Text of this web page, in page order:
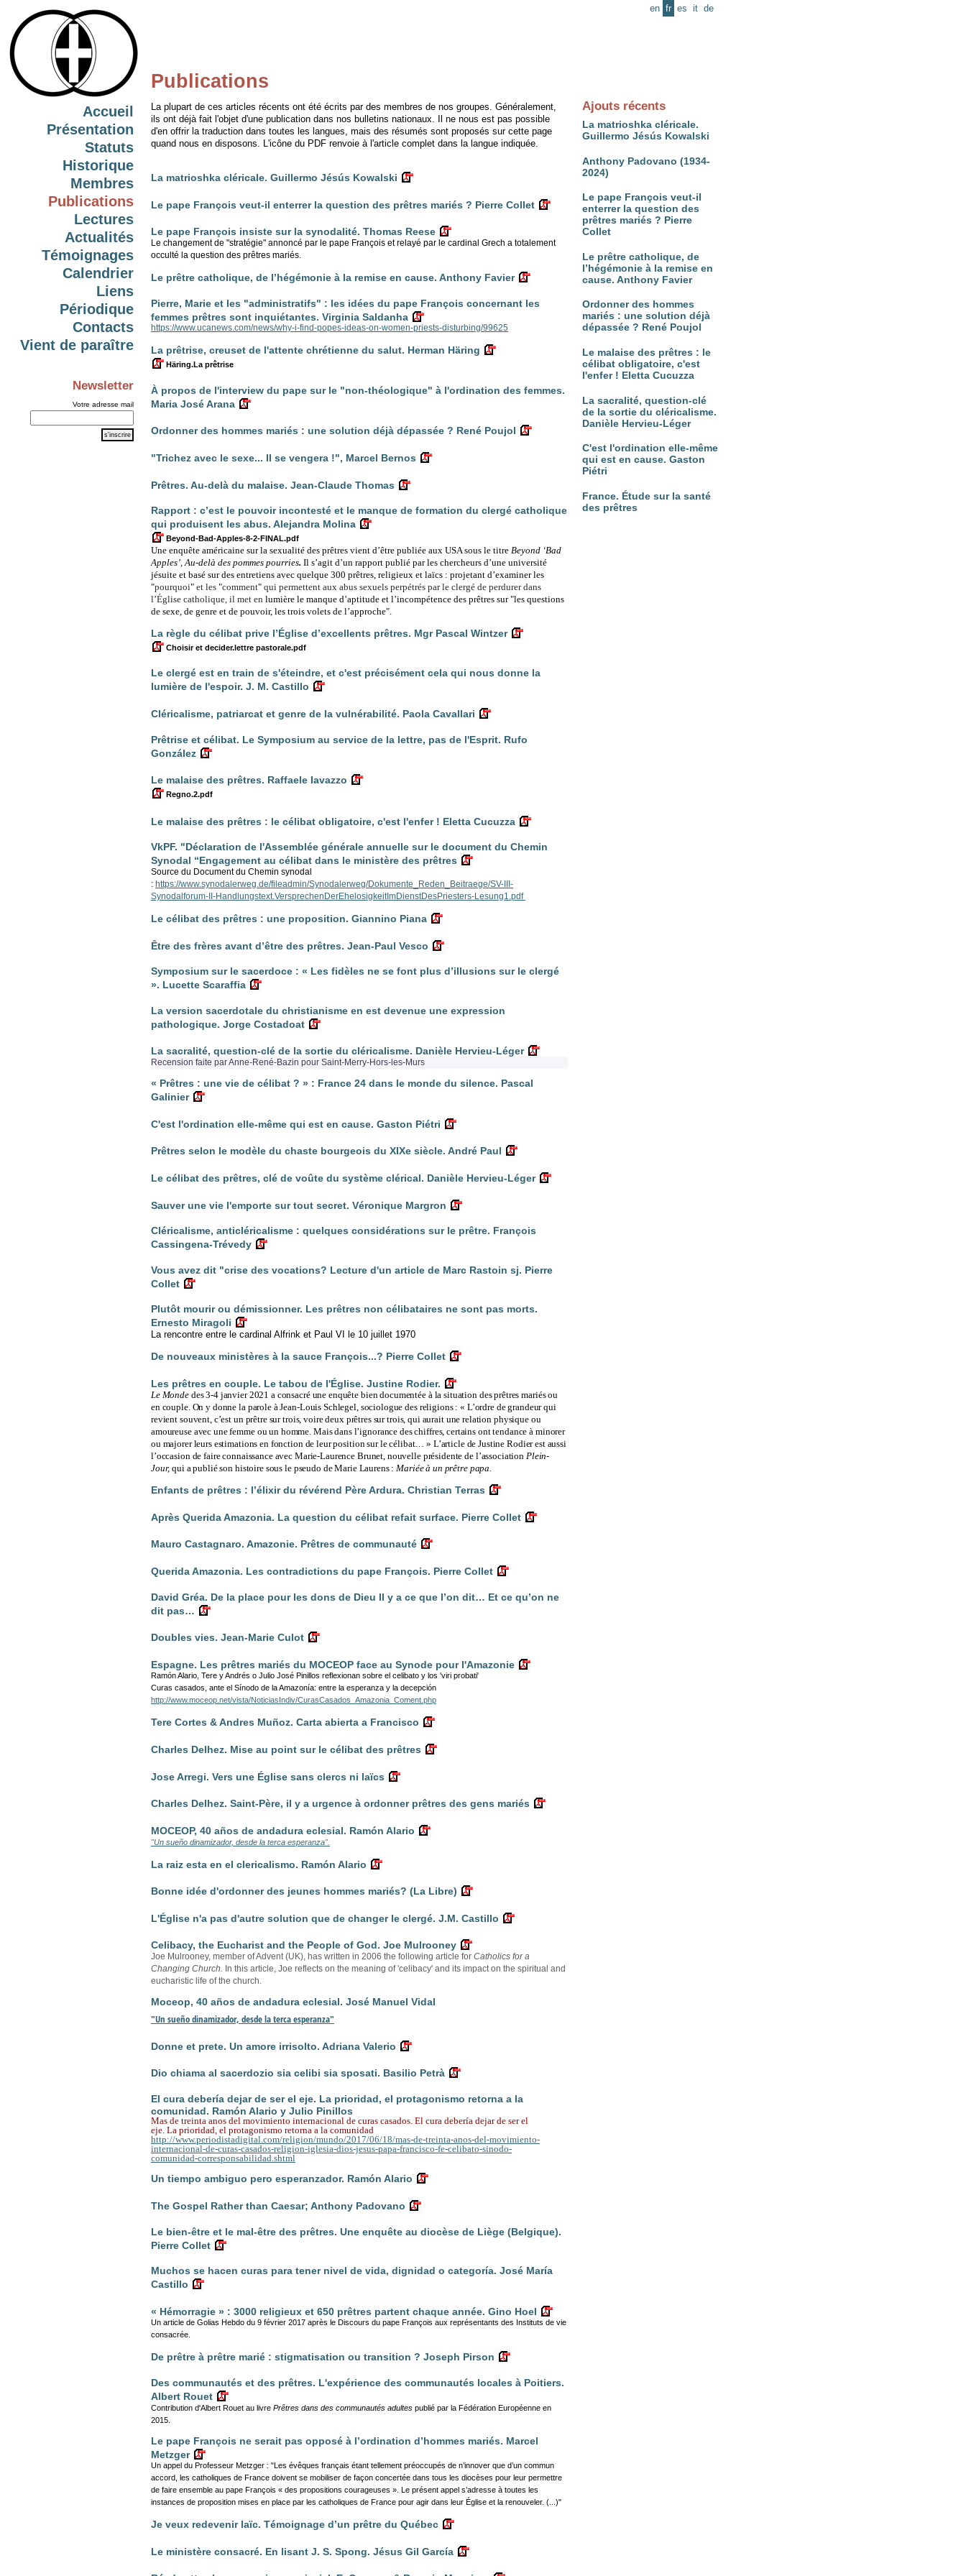
Accueil
Présentation
Statuts
Historique
Membres
Publications
Lectures
Actualités
Témoignages
Calendrier
Liens
Périodique
Contacts
Vient de paraître
Newsletter
Votre adresse mail
en fr es it de
Ajouts récents
La matrioshka cléricale.
Guillermo Jésús Kowalski
Anthony Padovano (1934-
2024)
Le pape François veut-il
enterrer la question des
prêtres mariés ? Pierre
Collet
Le prêtre catholique, de
l’hégémonie à la remise en
cause. Anthony Favier
Ordonner des hommes
mariés : une solution déjà
dépassée ? René Poujol
Le malaise des prêtres : le
célibat obligatoire, c'est
l'enfer ! Eletta Cucuzza
La sacralité, question-clé
de la sortie du cléricalisme.
Danièle Hervieu-Léger
C'est l'ordination elle-même
qui est en cause. Gaston
Piétri
France. Étude sur la santé
des prêtres
Publications
La plupart de ces articles récents ont été écrits par des membres de nos groupes. Généralement,
ils ont déjà fait l'objet d'une publication dans nos bulletins nationaux. Il ne nous est pas possible
d'en offrir la traduction dans toutes les langues, mais des résumés sont proposés sur cette page
quand nous en disposons. L'icône du PDF renvoie à l'article complet dans la langue indiquée.
La matrioshka cléricale. Guillermo Jésús Kowalski
Le pape François veut-il enterrer la question des prêtres mariés ? Pierre Collet
Le pape François insiste sur la synodalité. Thomas Reese
Le changement de "stratégie" annoncé par le pape François et relayé par le cardinal Grech a totalement
occulté la question des prêtres mariés.
Le prêtre catholique, de l’hégémonie à la remise en cause. Anthony Favier
Pierre, Marie et les "administratifs" : les idées du pape François concernant les
femmes prêtres sont inquiétantes. Virginia Saldanha
https://www.ucanews.com/news/why-i-find-popes-ideas-on-women-priests-disturbing/99625
La prêtrise, creuset de l'attente chrétienne du salut. Herman Häring
Häring.La prêtrise
À propos de l'interview du pape sur le "non-théologique" à l'ordination des femmes.
Maria José Arana
Ordonner des hommes mariés : une solution déjà dépassée ? René Poujol
"Trichez avec le sexe... Il se vengera !", Marcel Bernos
Prêtres. Au-delà du malaise. Jean-Claude Thomas
Rapport : c’est le pouvoir incontesté et le manque de formation du clergé catholique
qui produisent les abus. Alejandra Molina
Beyond-Bad-Apples-8-2-FINAL.pdf
Une enquête américaine sur la sexualité des prêtres vient d’être publiée aux USA sous le titre Beyond ‘Bad
Apples’, Au-delà des pommes pourries. Il s’agit d’un rapport publié par les chercheurs d’une université
jésuite et basé sur des entretiens avec quelque 300 prêtres, religieux et laïcs : projetant d’examiner les
"pourquoi" et les "comment" qui permettent aux abus sexuels perpétrés par le clergé de perdurer dans
l’Église catholique, il met en lumière le manque d’aptitude et l’incompétence des prêtres sur"les questions
de sexe, de genre et de pouvoir, les trois volets de l’approche".
La règle du célibat prive l’Église d’excellents prêtres. Mgr Pascal Wintzer
Choisir et decider.lettre pastorale.pdf
Le clergé est en train de s'éteindre, et c'est précisément cela qui nous donne la
lumière de l'espoir. J. M. Castillo
Cléricalisme, patriarcat et genre de la vulnérabilité. Paola Cavallari
Prêtrise et célibat. Le Symposium au service de la lettre, pas de l'Esprit. Rufo
González
Le malaise des prêtres. Raffaele Iavazzo
Regno.2.pdf
Le malaise des prêtres : le célibat obligatoire, c'est l'enfer ! Eletta Cucuzza
VkPF. "Déclaration de l'Assemblée générale annuelle sur le document du Chemin
Synodal “Engagement au célibat dans le ministère des prêtres
Source du Document du Chemin synodal
: https://www.synodalerweg.de/fileadmin/Synodalerweg/Dokumente_Reden_Beitraege/SV-III-
Synodalforum-II-Handlungstext.VersprechenDerEhelosigkeitImDienstDesPriesters-Lesung1.pdf
Le célibat des prêtres : une proposition. Giannino Piana
Être des frères avant d’être des prêtres. Jean-Paul Vesco
Symposium sur le sacerdoce : « Les fidèles ne se font plus d’illusions sur le clergé
». Lucette Scaraffia
La version sacerdotale du christianisme en est devenue une expression
pathologique. Jorge Costadoat
La sacralité, question-clé de la sortie du cléricalisme. Danièle Hervieu-Léger
Recension faite par Anne-René-Bazin pour Saint-Merry-Hors-les-Murs
« Prêtres : une vie de célibat ? » : France 24 dans le monde du silence. Pascal
Galinier
C'est l'ordination elle-même qui est en cause. Gaston Piétri
Prêtres selon le modèle du chaste bourgeois du XIXe siècle. André Paul
Le célibat des prêtres, clé de voûte du système clérical. Danièle Hervieu-Léger
Sauver une vie l'emporte sur tout secret. Véronique Margron
Cléricalisme, anticléricalisme : quelques considérations sur le prêtre. François
Cassingena-Trévedy
Vous avez dit "crise des vocations? Lecture d'un article de Marc Rastoin sj. Pierre
Collet
Plutôt mourir ou démissionner. Les prêtres non célibataires ne sont pas morts.
Ernesto Miragoli
La rencontre entre le cardinal Alfrink et Paul VI le 10 juillet 1970
De nouveaux ministères à la sauce François...? Pierre Collet
Les prêtres en couple. Le tabou de l'Église. Justine Rodier.
Le Monde des 3-4 janvier 2021 a consacré une enquête bien documentée à la situation des prêtres mariés ou
en couple. On y donne la parole à Jean-Louis Schlegel, sociologue des religions : « L’ordre de grandeur qui
revient souvent, c’est un prêtre sur trois, voire deux prêtres sur trois, qui aurait une relation physique ou
amoureuse avec une femme ou un homme. Mais dans l’ignorance des chiffres, certains ont tendance à minorer
ou majorer leurs estimations en fonction de leur position sur le célibat… » L’article de Justine Rodier est aussi
l’occasion de faire connaissance avec Marie-Laurence Brunet, nouvelle présidente de l’association Plein-
Jour,qui a publié son histoire sous le pseudo de Marie Laurens :Mariée à un prêtre papa.
Enfants de prêtres : l’élixir du révérend Père Ardura. Christian Terras
Après Querida Amazonia. La question du célibat refait surface. Pierre Collet
Mauro Castagnaro. Amazonie. Prêtres de communauté
Querida Amazonia. Les contradictions du pape François. Pierre Collet
David Gréa. De la place pour les dons de Dieu Il y a ce que l’on dit… Et ce qu’on ne
dit pas…
Doubles vies. Jean-Marie Culot
Espagne. Les prêtres mariés du MOCEOP face au Synode pour l'Amazonie
Ramón Alario, Tere y Andrés o Julio José Pinillos reflexionan sobre el celibato y los 'viri probati'
Curas casados, ante el Sínodo de la Amazonía: entre la esperanza y la decepción
http://www.moceop.net/vista/NoticiasIndiv/CurasCasados_Amazonia_Coment.php
Tere Cortes & Andres Muñoz. Carta abierta a Francisco
Charles Delhez. Mise au point sur le célibat des prêtres
Jose Arregi. Vers une Église sans clercs ni laïcs
Charles Delhez. Saint-Père, il y a urgence à ordonner prêtres des gens mariés
MOCEOP, 40 años de andadura eclesial. Ramón Alario
"Un sueño dinamizador, desde la terca esperanza".
La raiz esta en el clericalismo. Ramón Alario
Bonne idée d'ordonner des jeunes hommes mariés? (La Libre)
L'Église n'a pas d'autre solution que de changer le clergé. J.M. Castillo
Celibacy, the Eucharist and the People of God. Joe Mulrooney
Joe Mulrooney, member of Advent (UK), has written in 2006 the following article for Catholics for a
Changing Church. In this article, Joe reflects on the meaning of 'celibacy' and its impact on the spiritual and
eucharistic life of the church.
Moceop, 40 años de andadura eclesial. José Manuel Vidal
"Un sueño dinamizador, desde la terca esperanza"
Donne et prete. Un amore irrisolto. Adriana Valerio
Dio chiama al sacerdozio sia celibi sia sposati. Basilio Petrà
El cura debería dejar de ser el eje. La prioridad, el protagonismo retorna a la
comunidad. Ramón Alario y Julio Pinillos
Mas de treinta anos del movimiento internacional de curas casados. El cura debería dejar de ser el
eje. La prioridad, el protagonismo retorna a la comunidad
http://www.periodistadigital.com/religion/mundo/2017/06/18/mas-de-treinta-anos-del-movimiento-
internacional-de-curas-casados-religion-iglesia-dios-jesus-papa-francisco-fe-celibato-sinodo-
comunidad-corresponsabilidad.shtml
Un tiempo ambiguo pero esperanzador. Ramón Alario
The Gospel Rather than Caesar; Anthony Padovano
Le bien-être et le mal-être des prêtres. Une enquête au diocèse de Liège (Belgique).
Pierre Collet
Muchos se hacen curas para tener nivel de vida, dignidad o categoría. José María
Castillo
« Hémorragie » : 3000 religieux et 650 prêtres partent chaque année. Gino Hoel
Un article de Golias Hebdo du 9 février 2017 après le Discours du pape François aux représentants des Instituts de vie
consacrée.
De prêtre à prêtre marié : stigmatisation ou transition ? Joseph Pirson
Des communautés et des prêtres. L'expérience des communautés locales à Poitiers.
Albert Rouet
Contribution d'Albert Rouet au livre Prêtres dans des communautés adultes publié par la Fédération Européenne en
2015.
Le pape François ne serait pas opposé à l’ordination d’hommes mariés. Marcel
Metzger
Un appel du Professeur Metzger : "Les évêques français étant tellement préoccupés de n’innover que d’un commun
accord, les catholiques de France doivent se mobiliser de façon concertée dans tous les diocèses pour leur permettre
de faire ensemble au pape François « des propositions courageuses ». Le présent appel s’adresse à toutes les
instances de proposition mises en place par les catholiques de France pour agir dans leur Église et la renouveler. (...)"
Je veux redevenir laïc. Témoignage d’un prêtre du Québec
Le ministère consacré. En lisant J. S. Spong. Jésus Gil García